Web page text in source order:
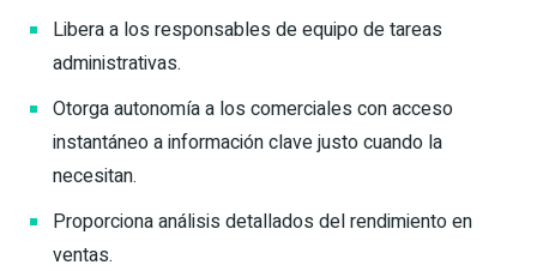
Libera a los responsables de equipo de tareas
administrativas.
Otorga autonomía a los comerciales con acceso
instantáneo a información clave justo cuando la
necesitan.
Proporciona análisis detallados del rendimiento en
ventas.